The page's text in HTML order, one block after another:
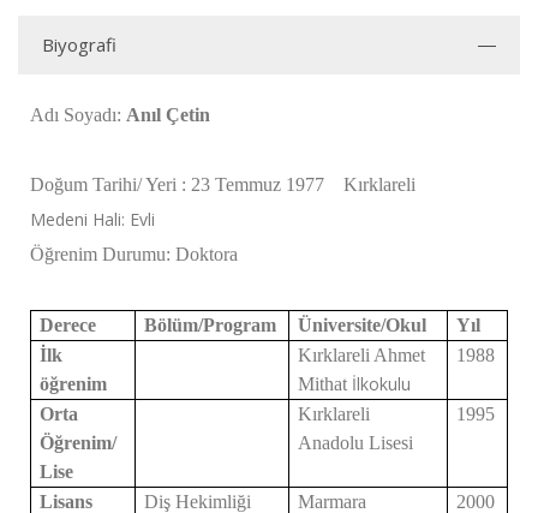
Biyografi
Adı Soyadı: Anıl Çetin
Doğum Tarihi/ Yeri : 23 Temmuz 1977 Kırklareli
Medeni Hali: Evli
Öğrenim Durumu: Doktora
Derece Bölüm/Program Üniversite/Okul Yıl
İlk
öğrenim
Kırklareli Ahmet
Mithat İlkokulu
1988
Orta
Öğrenim/
Lise
Kırklareli
Anadolu Lisesi
1995
Lisans Diş Hekimliği
Marmara
2000